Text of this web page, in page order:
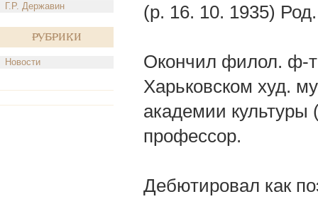
Г.Р. Державин
Рубрики
Новости
(р. 16. 10. 1935)
Окончил филол. ф-т
Харьковском худ.
академии культуры
профессор.
Дебютировал как